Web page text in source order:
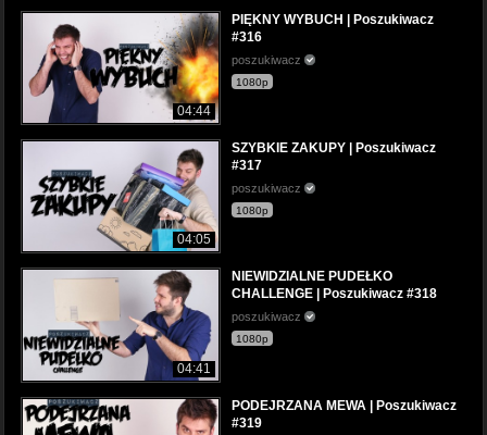
04:44
PIĘKNY WYBUCH | Poszukiwacz
#316
poszukiwacz
1080p
04:05
SZYBKIE ZAKUPY | Poszukiwacz
#317
poszukiwacz
1080p
04:41
NIEWIDZIALNE PUDEŁKO
CHALLENGE | Poszukiwacz #318
poszukiwacz
1080p
PODEJRZANA MEWA | Poszukiwacz
#319